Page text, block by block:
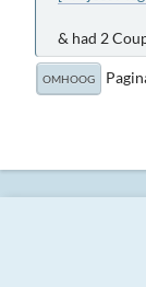
& had 2
OMHOOG